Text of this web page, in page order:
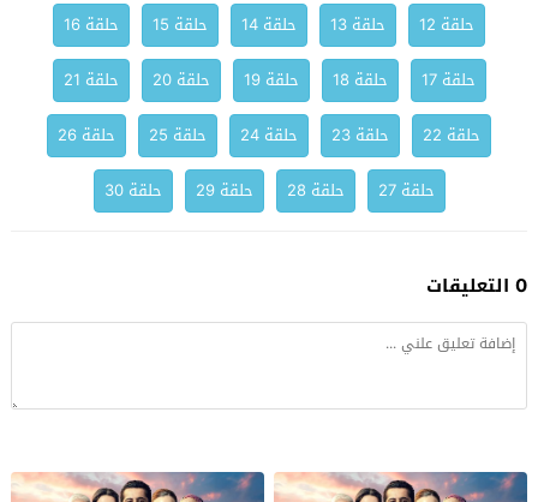
حلقة 12
حلقة 13 حلقة 14 حلقة 15
حلقة 16
حلقة 17
حلقة 18 حلقة 19 حلقة 20
حلقة 21
حلقة 22
حلقة 23 حلقة 24 حلقة 25
حلقة 26
حلقة 27
حلقة 28 حلقة 29 حلقة 30
0 التعليقات